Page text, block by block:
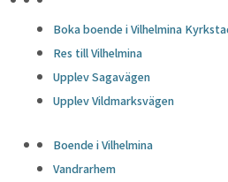
Boka boende i Vilhelmina
Res till Vilhelmina
Upplev Sagavägen
Upplev Vildmarksvägen
Boende i Vilhelmina
Vandrarhem